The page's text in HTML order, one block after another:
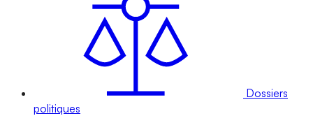
Dossiers
politiques